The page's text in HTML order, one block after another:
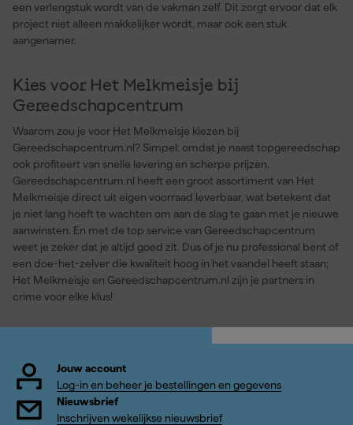
een verlengstuk wordt van de vakman zelf. Dit zorgt ervoor dat elk
project niet alleen makkelijker wordt, maar ook een stuk
aangenamer.
Kies voor Het Melkmeisje bij
Gereedschapcentrum
Waarom zou je voor Het Melkmeisje kiezen bij
Gereedschapcentrum.nl? Simpel: omdat je naast topgereedschap
ook profiteert van snelle levering en scherpe prijzen.
Gereedschapcentrum.nl heeft een groot assortiment van Het
Melkmeisje direct uit eigen voorraad leverbaar, wat betekent dat
je niet lang hoeft te wachten om aan de slag te gaan met je nieuwe
aanwinsten. En met de top service van Gereedschapcentrum
weet je zeker dat je altijd goed zit. Dus of je nu professional bent of
een doe-het-zelver die kwaliteit hoog in het vaandel heeft staan;
Het Melkmeisje en Gereedschapcentrum.nl zijn je partners in
crime voor elke klus!
Jouw account
Log-in en beheer je bestellingen en gegevens
Nieuwsbrief
Inschrijven wekelijkse nieuwsbrief